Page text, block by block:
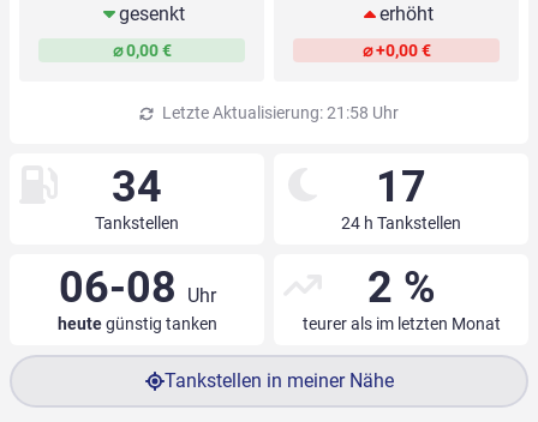
gesenkt
⌀ 0,00 €
erhöht
⌀ +0,00 €
Letzte Aktualisierung: 21:58 Uhr
34
Tankstellen
17
24 h Tankstellen
06-08 Uhr
heutegünstig tanken
2 %
teurer als im letzten Monat
Tankstellen in meiner Nähe